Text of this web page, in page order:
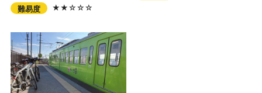
難易度
★★☆☆☆